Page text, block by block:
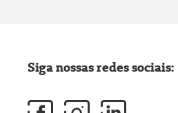
Siga nossas redes sociais: